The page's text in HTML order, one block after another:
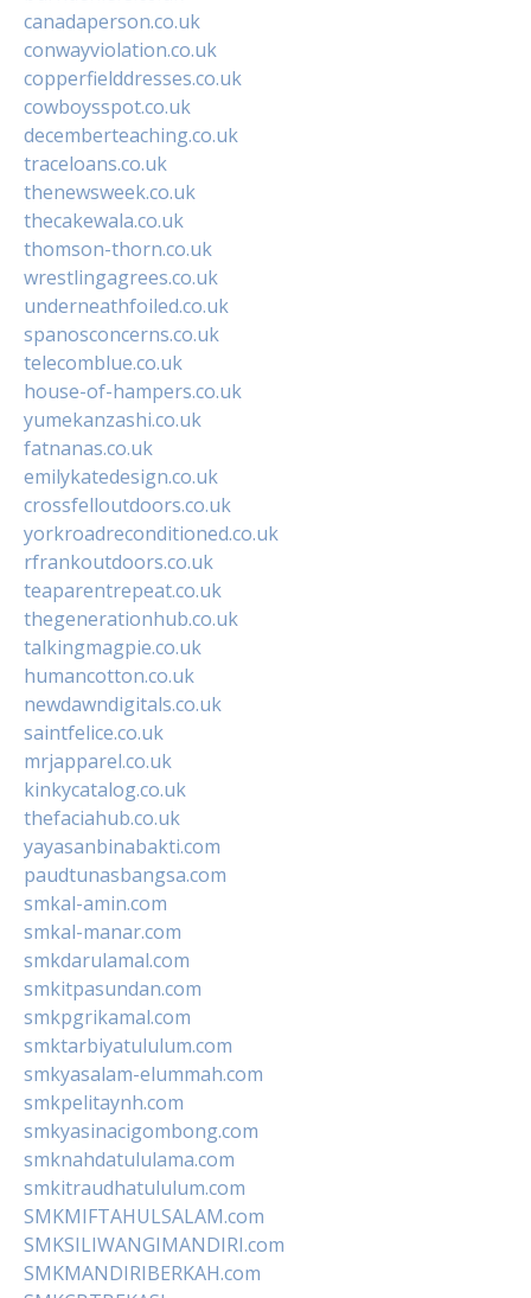
canadaperson.co.uk
conwayviolation.co.uk
copperfielddresses.co.uk
cowboysspot.co.uk
decemberteaching.co.uk
traceloans.co.uk
thenewsweek.co.uk
thecakewala.co.uk
thomson-thorn.co.uk
wrestlingagrees.co.uk
underneathfoiled.co.uk
spanosconcerns.co.uk
telecomblue.co.uk
house-of-hampers.co.uk
yumekanzashi.co.uk
fatnanas.co.uk
emilykatedesign.co.uk
crossfelloutdoors.co.uk
yorkroadreconditioned.co.uk
rfrankoutdoors.co.uk
teaparentrepeat.co.uk
thegenerationhub.co.uk
talkingmagpie.co.uk
humancotton.co.uk
newdawndigitals.co.uk
saintfelice.co.uk
mrjapparel.co.uk
kinkycatalog.co.uk
thefaciahub.co.uk
yayasanbinabakti.com
paudtunasbangsa.com
smkal-amin.com
smkal-manar.com
smkdarulamal.com
smkitpasundan.com
smkpgrikamal.com
smktarbiyatululum.com
smkyasalam-elummah.com
smkpelitaynh.com
smkyasinacigombong.com
smknahdatululama.com
smkitraudhatululum.com
SMKMIFTAHULSALAM.com
SMKSILIWANGIMANDIRI.com
SMKMANDIRIBERKAH.com